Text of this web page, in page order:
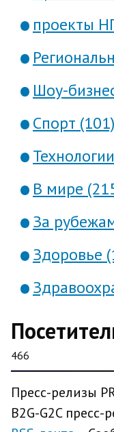
проекты
Шоу-
Спорт (101)
В мире
За
Здоровье
466
Пресс-релизы
B2G-G2C пресс-